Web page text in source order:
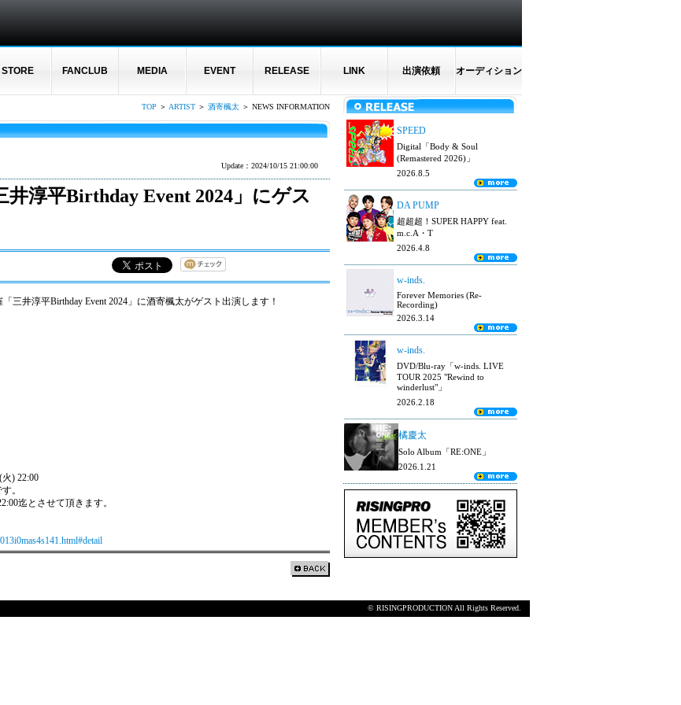
STORE FANCLUB MEDIA EVENT RELEASE LINK 出演依頼 オーディション
TOP ＞ ARTIST ＞ 酒寄楓太 ＞ NEWS INFORMATION
Update：2024/10/15 21:00:00
井淳平Birthday Event 2024」にゲス
三井淳平Birthday Event 2024」に酒寄楓太がゲスト出演します！
) 22:00
。
迄とさせて頂きます。
SPEED
Digital「Body & Soul
(Remastered 2026)」
2026.8.5
DA PUMP
超超超！SUPER HAPPY feat.
m.c.A・T
2026.4.8
w-inds.
Forever Memories (Re-
Recording)
2026.3.14
w-inds.
DVD/Blu-ray「w-inds. LIVE
TOUR 2025 "Rewind to
winderlust"」
2026.2.18
橘慶太
Solo Album「RE:ONE」
2026.1.21
© RISINGPRODUCTION All Rights Reserved.